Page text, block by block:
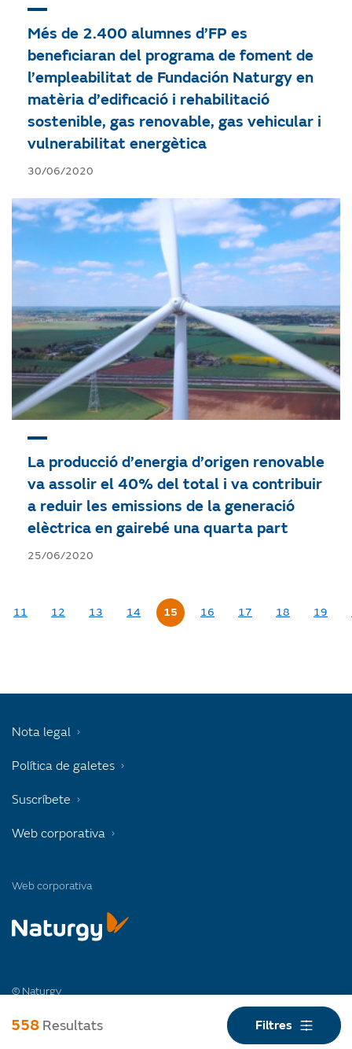
Més de 2.400 alumnes d’FP es
beneficiaran del programa de foment de
l’empleabilitat de Fundación Naturgy en
matèria d’edificació i rehabilitació
sostenible, gas renovable, gas vehicular i
vulnerabilitat energètica
30/06/2020
La producció d’energia d’origen renovable
va assolir el 40% del total i va contribuir
a reduir les emissions de la generació
elèctrica en gairebé una quarta part
25/06/2020
11 12 13 14 15 16 17 18 19
558 Resultats Filtres
Web corporativa
© Naturgy
Avenida de América, 38. 28028 Madrid (España)
Nota legal
Política de galetes
Suscríbete
Web corporativa